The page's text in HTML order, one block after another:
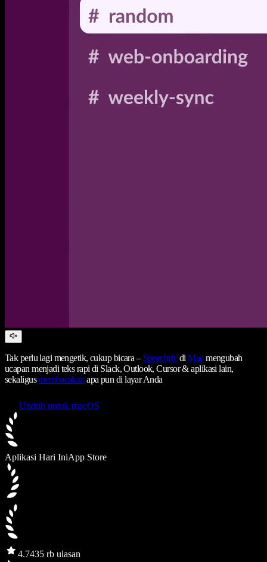
Tak perlu lagi mengetik, cukup bicara – SpeechifydiMacmengubah
ucapan menjadi teks rapi di Slack, Outlook, Cursor & aplikasi lain,
sekaligusmembacakan apa pun di layar Anda
Unduh untuk macOS
Aplikasi Hari IniApp Store
4.7435 rb ulasan